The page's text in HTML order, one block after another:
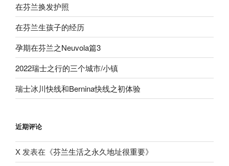
在芬兰换发护照
在芬兰生孩子的经历
孕期在芬兰之Neuvola篇3
2022瑞士之行的三个城市/小镇
瑞士冰川快线和Bernina快线之初体验
近期评论
X 发表在《芬兰生活之永久地址很重要》